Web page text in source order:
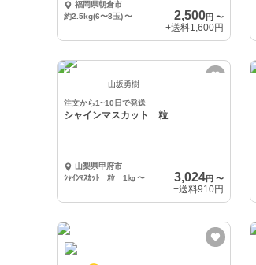
福岡県朝倉市
約2.5kg(6〜8玉)〜 2,500円 〜
+送料1,600円
山坂勇樹
注文から1~10日で発送
シャインマスカット 粒
山梨県甲府市
ｼｬｲﾝﾏｽｶｯﾄ 粒 1㎏ 〜 3,024円 〜
+送料910円